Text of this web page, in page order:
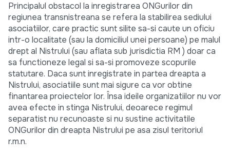
Principalul obstacol la inregistrarea ONGurilor din
regiunea transnistreana se refera la stabilirea sediului
asociatiilor, care practic sunt silite sa-si caute un oficiu
intr-o localitate (sau la domiciliul unei persoane) pe malul
drept al Nistrului (sau aflata sub jurisdictia RM ) doar ca
sa functioneze legal si sa-si promoveze scopurile
statutare. Daca sunt inregistrate in partea dreapta a
Nistrului, asociatiile sunt mai sigure ca vor obtine
finantarea proiectelor lor. Însa ideile organizatiilor nu vor
avea efecte in stinga Nistrului, deoarece regimul
separatist nu recunoaste si nu sustine activitatile
ONGurilor din dreapta Nistrului pe asa zisul teritoriul
r.m.n.